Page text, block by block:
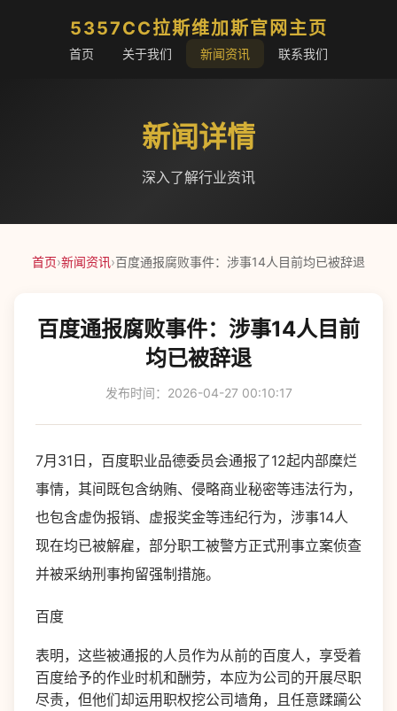
5357CC拉斯维加斯官网主页
首页 关于我们 新闻资讯 联系我们
新闻详情
深入了解行业资讯
首页›新闻资讯›百度通报腐败事件：涉事14人目前均已被辞退
百度通报腐败事件：涉事14人目前
均已被辞退
发布时间：2026-04-27 00:10:17
7月31日，百度职业品德委员会通报了12起内部糜烂
事情，其间既包含纳贿、侵略商业秘密等违法行为，
也包含虚伪报销、虚报奖金等违纪行为，涉事14人
现在均已被解雇，部分职工被警方正式刑事立案侦查
并被采纳刑事拘留强制措施。
百度
表明，这些被通报的人员作为从前的百度人，享受着
百度给予的作业时机和酬劳，本应为公司的开展尽职
尽责，但他们却运用职权挖公司墙角，且任意蹂躏公